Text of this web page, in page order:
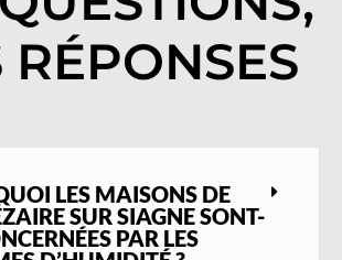
RÉPONSES
LES MAISONS DE
SUR SIAGNE SONT-
PAR LES